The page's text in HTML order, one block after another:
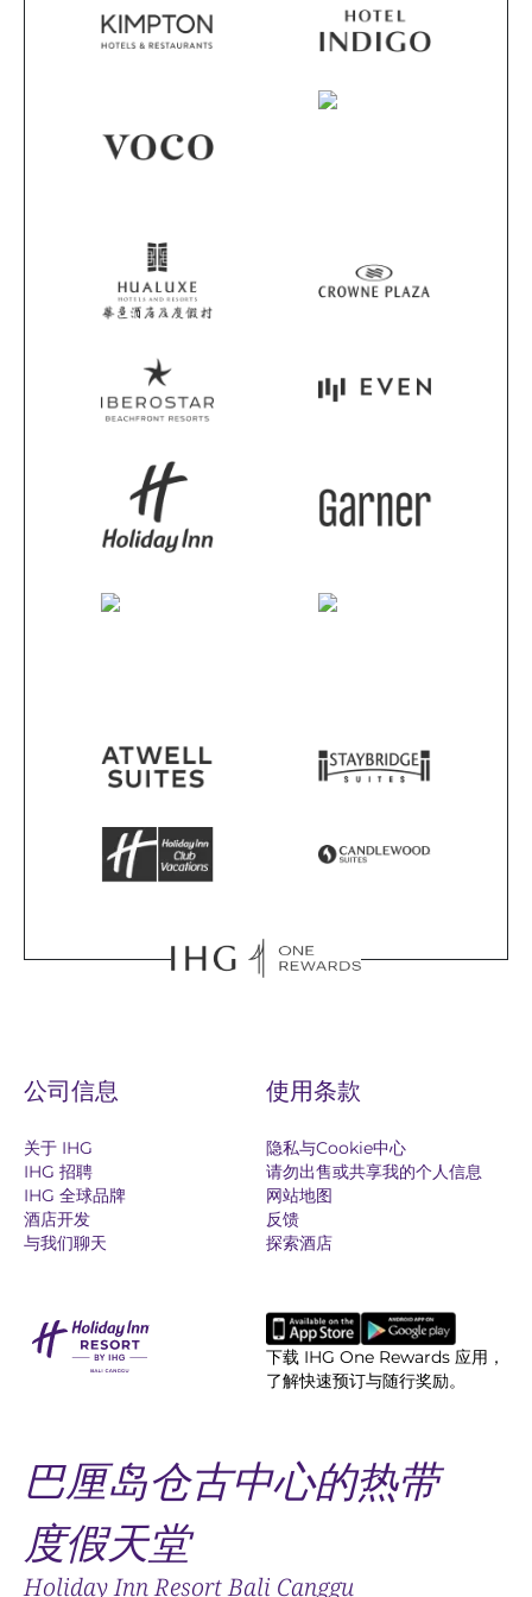
公司信息
关于 IHG
IHG 招聘
IHG 全球品牌
酒店开发
与我们聊天
使用条款
隐私与Cookie中心
请勿出售或共享我的个人信息
网站地图
反馈
探索酒店
下载 IHG One Rewards 应用，
了解快速预订与随行奖励。
巴厘岛仓古中心的热带
度假天堂
Holiday Inn Resort Bali Canggu